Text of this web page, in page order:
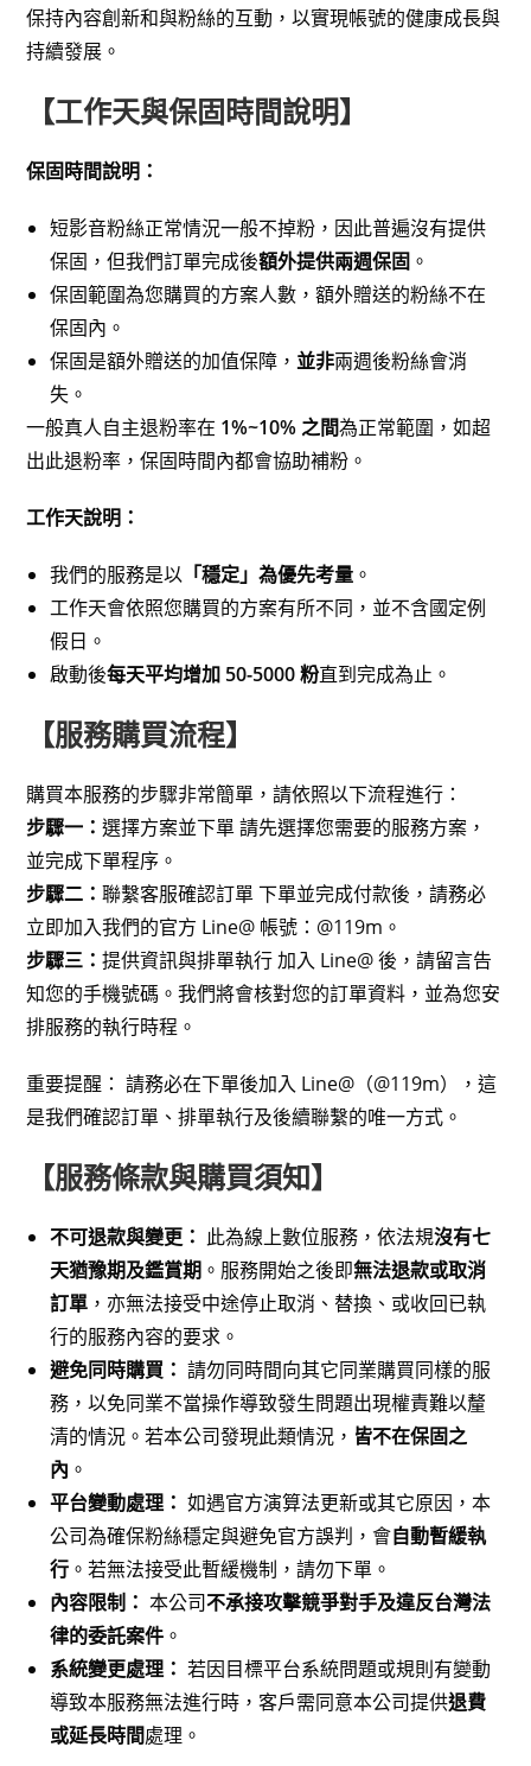
保持內容創新和與粉絲的互動，以實現帳號的健康成長與
持續發展。
【工作天與保固時間說明】
保固時間說明：
短影音粉絲正常情況一般不掉粉，因此普遍沒有提供
保固，但我們訂單完成後額外提供兩週保固 。
保固範圍為您購買的方案人數，額外贈送的粉絲不在
保固內。
保固是額外贈送的加值保障，並非兩週後粉絲會消
失。
一般真人自主退粉率在 1%~10% 之間為正常範圍，如超
出此退粉率，保固時間內都會協助補粉。
工作天說明：
我們的服務是以 「穩定」為優先考量 。
工作天會依照您購買的方案有所不同，並不含國定例
假日。
啟動後每天平均增加 50-5000 粉直到完成為止。
【服務購買流程】
購買本服務的步驟非常簡單，請依照以下流程進行：
步驟一：選擇方案並下單 請先選擇您需要的服務方案，
並完成下單程序。
步驟二：聯繫客服確認訂單 下單並完成付款後，請務必
立即加入我們的官方 Line@ 帳號：@119m。
步驟三：提供資訊與排單執行 加入 Line@ 後，請留言告
知您的手機號碼。我們將會核對您的訂單資料，並為您安
排服務的執行時程。
重要提醒： 請務必在下單後加入 Line@（@119m），這
是我們確認訂單、排單執行及後續聯繫的唯一方式。
【服務條款與購買須知】
不可退款與變更： 此為線上數位服務，依法規沒有七
天猶豫期及鑑賞期 。服務開始之後即無法退款或取消
訂單 ，亦無法接受中途停止取消、替換、或收回已執
行的服務內容的要求。
避免同時購買： 請勿同時間向其它同業購買同樣的服
務，以免同業不當操作導致發生問題出現權責難以釐
清的情況。若本公司發現此類情況， 皆不在保固之
內 。
平台變動處理： 如遇官方演算法更新或其它原因，本
公司為確保粉絲穩定與避免官方誤判，會自動暫緩執
行 。若無法接受此暫緩機制，請勿下單。
內容限制： 本公司不承接攻擊競爭對手及違反台灣法
律的委託案件 。
系統變更處理： 若因目標平台系統問題或規則有變動
導致本服務無法進行時，客戶需同意本公司提供退費
或延長時間處理。